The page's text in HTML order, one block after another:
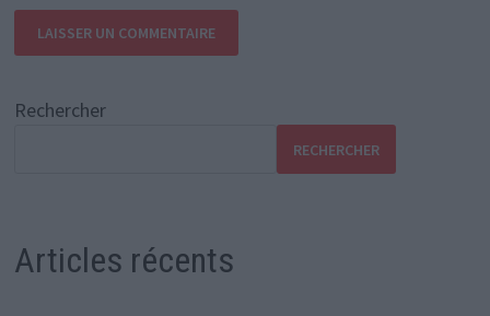
Rechercher
RECHERCHER
Articles récents